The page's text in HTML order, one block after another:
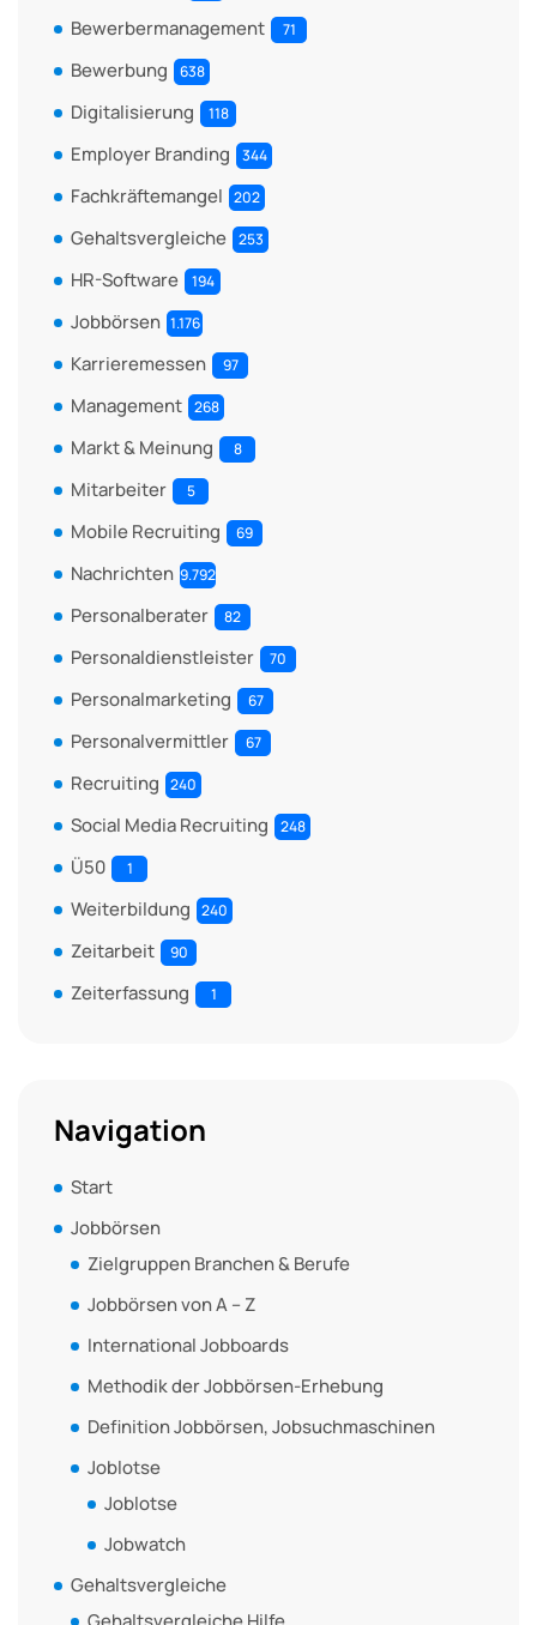
Bewerbermanagement 71
Bewerbung 638
Digitalisierung 118
Employer Branding 344
Fachkräftemangel 202
Gehaltsvergleiche 253
HR-Software 194
Jobbörsen 1.176
Karrieremessen 97
Management 268
Markt & Meinung 8
Mitarbeiter 5
Mobile Recruiting 69
Nachrichten 9.792
Personalberater 82
Personaldienstleister 70
Personalmarketing 67
Personalvermittler 67
Recruiting 240
Social Media Recruiting 248
Ü50 1
Weiterbildung 240
Zeitarbeit 90
Zeiterfassung 1
Navigation
Start
Jobbörsen
Zielgruppen Branchen & Berufe
Jobbörsen von A – Z
International Jobboards
Methodik der Jobbörsen-Erhebung
Definition Jobbörsen, Jobsuchmaschinen
Joblotse
Joblotse
Jobwatch
Gehaltsvergleiche